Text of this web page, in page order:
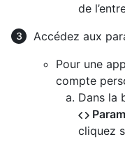
de
Accédez aux
Pour une
compte
Dans la
cliquez